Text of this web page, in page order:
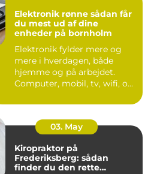
Elektronik rønne sådan får
du mest ud af dine
enheder på bornholm
Elektronik fylder mere og
mere i hverdagen, både
hjemme og på arbejdet.
Computer, mobil, tv, wifi, o...
03. May
Kiropraktor på
Frederiksberg: sådan
finder du den rette